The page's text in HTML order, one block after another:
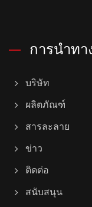
การนำทา
บริษัท
ผลิตภัณฑ์
สารละลาย
ข่าว
ติดต่อ
สนับสนุน